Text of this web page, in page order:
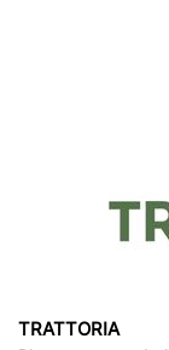
TRATTORIA